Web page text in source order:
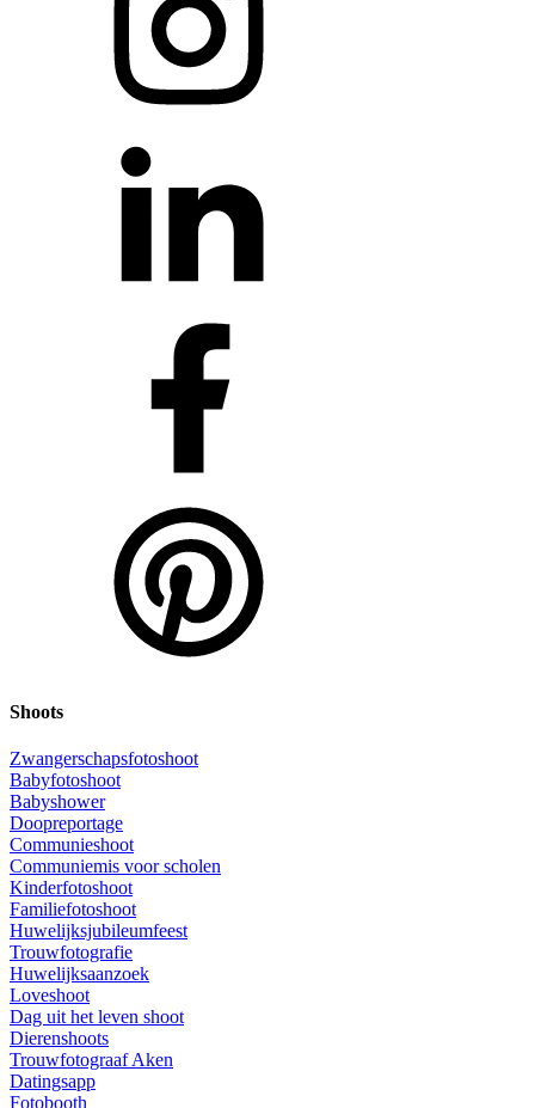
Shoots
Zwangerschapsfotoshoot
Babyfotoshoot
Babyshower
Doopreportage
Communieshoot
Communiemis voor scholen
Kinderfotoshoot
Familiefotoshoot
Huwelijksjubileumfeest
Trouwfotografie
Huwelijksaanzoek
Loveshoot
Dag uit het leven shoot
Dierenshoots
Trouwfotograaf Aken
Datingsapp
Fotobooth